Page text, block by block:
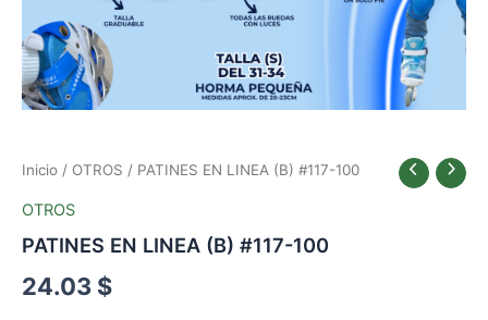
Inicio / OTROS / PATINES EN LINEA (B) #117-100
OTROS
PATINES EN LINEA (B) #117-100
24.03 $